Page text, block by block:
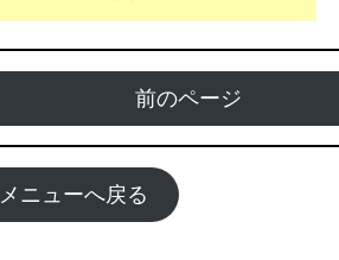
前のページ
メニューへ戻る